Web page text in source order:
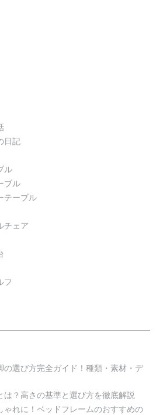
日記
ル
ブル
テーブル
チェア
フ
の選び方完全ガイド！種類・素材・デ
は？高さの基準と選び方を徹底解説
ゃれに！ベッドフレームのおすすめの